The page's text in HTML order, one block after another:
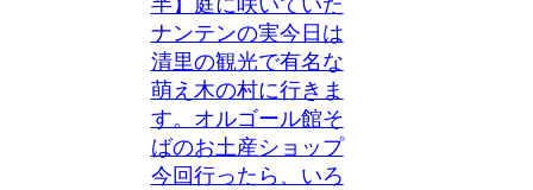
ナンテンの実今日は
清里の観光で有名な
萌え木の村に行きま
す。オルゴール館そ
ばのお土産ショップ
今回行ったら、いろ